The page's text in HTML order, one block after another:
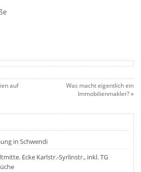
auf
Was macht eigentlich ein
Immobilienmakler?»
in Schwendi
Ecke Karlstr.-Syrlinstr., inkl. TG